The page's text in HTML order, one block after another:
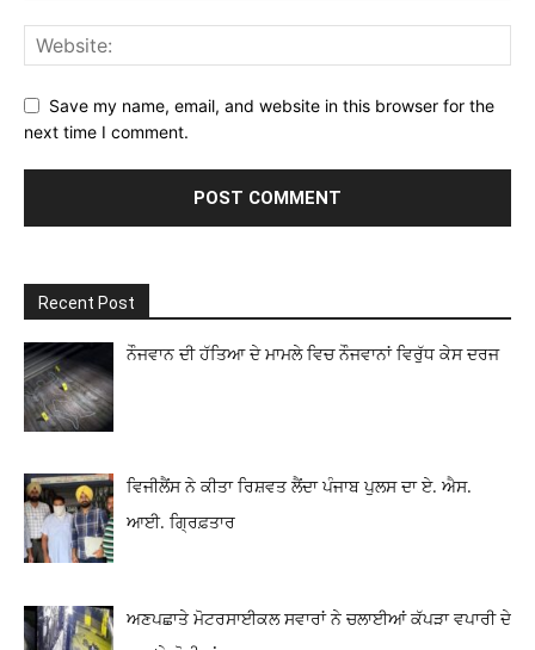
Save my name, email, and website in this browser for the
next time I comment.
Recent Post
ਨੌਜਵਾਨ ਦੀ ਹੱਤਿਆ ਦੇ ਮਾਮਲੇ ਵਿਚ ਨੌਜਵਾਨਾਂ ਵਿਰੁੱਧ ਕੇਸ ਦਰਜ
ਵਿਜੀਲੈਂਸ ਨੇ ਕੀਤਾ ਰਿਸ਼ਵਤ ਲੈਂਦਾ ਪੰਜਾਬ ਪੁਲਸ ਦਾ ਏ. ਐਸ.
ਆਈ. ਗ੍ਰਿਫ਼ਤਾਰ
ਅਣਪਛਾਤੇ ਮੋਟਰਸਾਈਕਲ ਸਵਾਰਾਂ ਨੇ ਚਲਾਈਆਂ ਕੱਪੜਾ ਵਪਾਰੀ ਦੇ